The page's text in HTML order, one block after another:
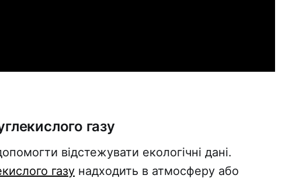
газу
відстежувати екологічні дані.
газу надходить в атмосферу або